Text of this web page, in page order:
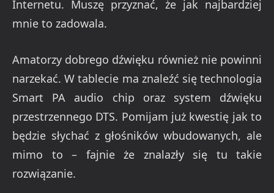
Internetu. Muszę przyznać, że jak najbardziej
mnie to zadowala.
Amatorzy dobrego dźwięku również nie powinni
narzekać. W tablecie ma znaleźć się technologia
Smart PA audio chip oraz system dźwięku
przestrzennego DTS. Pomijam już kwestię jak to
będzie słychać z głośników wbudowanych, ale
mimo to – fajnie że znalazły się tu takie
rozwiązanie.